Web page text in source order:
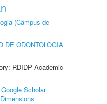
(Câmpus de
DE ODONTOLOGIA
RDIDP Academic
Google Scholar
Dimensions